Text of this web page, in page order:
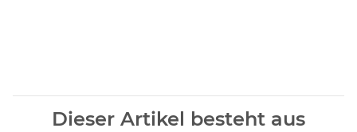
Dieser Artikel besteht aus